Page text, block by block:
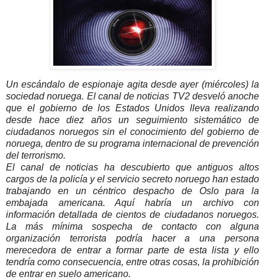
Un escándalo de espionaje agita desde ayer (miércoles) la
sociedad noruega. El canal de noticias TV2 desveló anoche
que el gobierno de los Estados Unidos lleva realizando
desde hace diez años un seguimiento sistemático de
ciudadanos noruegos sin el conocimiento del gobierno de
noruega, dentro de su programa internacional de prevención
del terrorismo.
El canal de noticias ha descubierto que antiguos altos
cargos de la policía y el servicio secreto noruego han estado
trabajando en un céntrico despacho de Oslo para la
embajada americana. Aquí habría un archivo con
información detallada de cientos de ciudadanos noruegos.
La más mínima sospecha de contacto con alguna
organización terrorista podría hacer a una persona
merecedora de entrar a formar parte de esta lista y ello
tendría como consecuencia, entre otras cosas, la prohibición
de entrar en suelo americano.